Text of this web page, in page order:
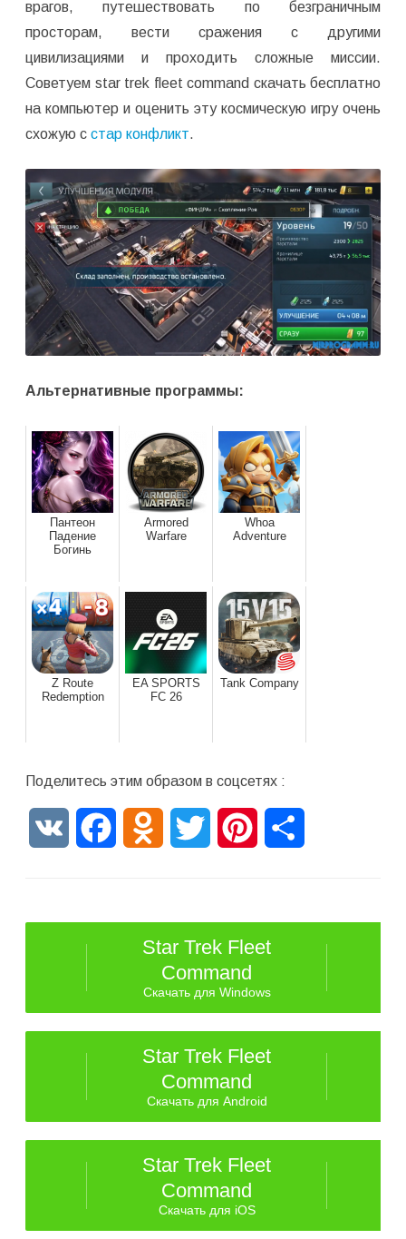
врагов, путешествовать по безграничным
просторам, вести сражения с другими
цивилизациями и проходить сложные миссии.
Советуем star trek fleet command скачать бесплатно
на компьютер и оценить эту космическую игру очень
схожую с стар конфликт.
Альтернативные программы:
Пантеон
Падение
Богинь
Armored
Warfare
Whoa
Adventure
Z Route
Redemption
EA SPORTS
FC 26
Tank Company
Поделитесь этим образом в соцсетях :
VK FacebookOdnoklassniki
Twitter Pinterest
Star Trek Fleet
Command
Скачать для Windows
Star Trek Fleet
Command
Скачать для Android
Star Trek Fleet
Command
Скачать для iOS